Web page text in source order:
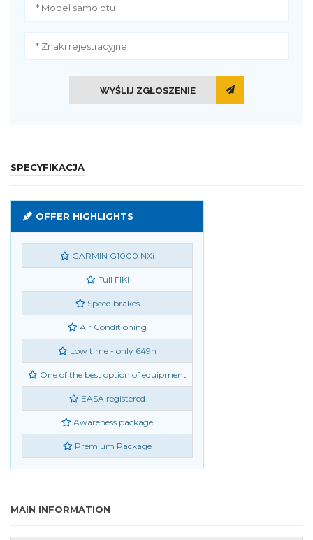
WYŚLIJ ZGŁOSZENIE
SPECYFIKACJA
OFFER HIGHLIGHTS
GARMIN G1000 NXi
Full FIKI
Speed brakes
Air Conditioning
Low time - only 649h
One of the best option of equipment
EASA registered
Awareness package
Premium Package
MAIN INFORMATION